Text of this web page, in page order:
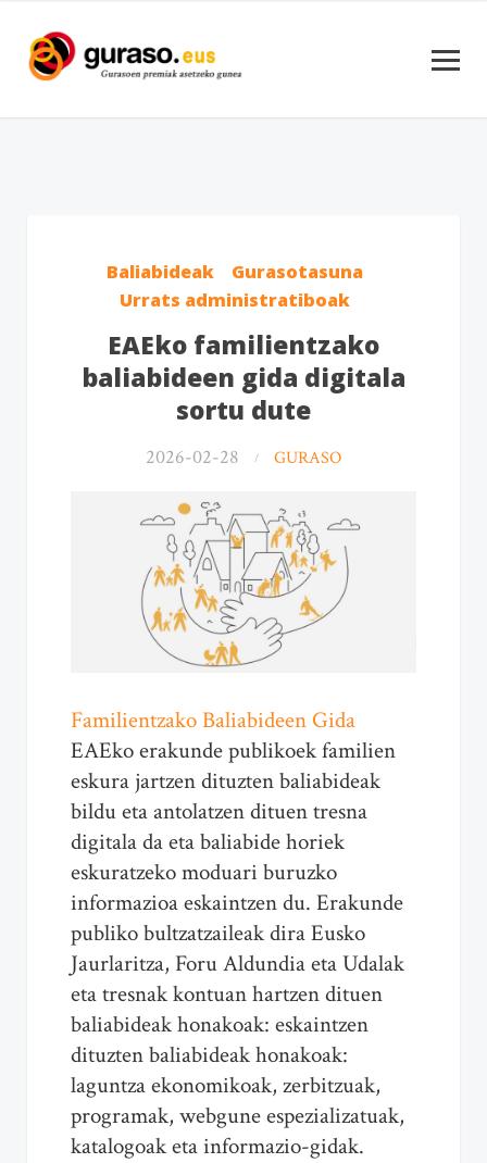
Baliabideak
Gurasotasuna
Urrats administratiboak
EAEko familientzako
baliabideen gida digitala
sortu dute
2026-02-28 GURASO
Familientzako Baliabideen Gida
EAEko erakunde publikoek familien
eskura jartzen dituzten baliabideak
bildu eta antolatzen dituen tresna
digitala da eta baliabide horiek
eskuratzeko moduari buruzko
informazioa eskaintzen du. Erakunde
publiko bultzatzaileak dira Eusko
Jaurlaritza, Foru Aldundia eta Udalak
eta tresnak kontuan hartzen dituen
baliabideak honakoak: eskaintzen
dituzten baliabideak honakoak:
laguntza ekonomikoak, zerbitzuak,
programak, webgune espezializatuak,
katalogoak eta informazio-gidak.